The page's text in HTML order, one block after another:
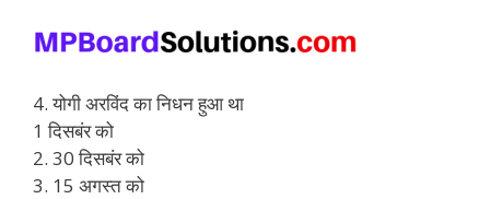
4. योगी अरविंद का निधन हुआ था
1 दिसबंर को
2. 30 दिसबंर को
3. 15 अगस्त को